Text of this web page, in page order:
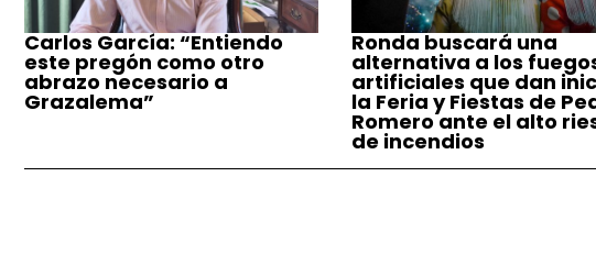
Carlos García: “Entiendo
este pregón como otro
abrazo necesario a
Grazalema”
Ronda buscará una
alternativa a los
artificiales que dan
la Feria y Fiestas de
Romero ante el alto
de incendios